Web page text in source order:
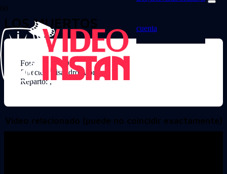
cuenta
LOS MUERTOS
Formato: DVD
Director: Lisandro Alonso
Reparto: ,
Video relacionado (puede no coincidir exactamente)